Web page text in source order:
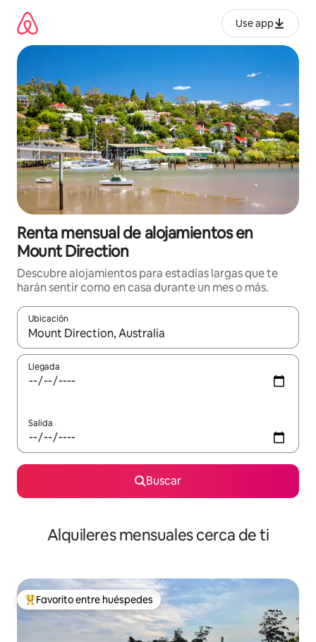
contenido
Use app
Renta mensual de alojamientos en
Mount Direction
Descubre alojamientos para estadías largas que te
harán sentir como en casa durante un mes o más.
Ubicación
Cuando los resultados estén disponibles, navega con las
Llegada
Salida
Buscar
Alquileres mensuales cerca de ti
Favorito entre huéspedes preferido
Favorito entre huéspedes